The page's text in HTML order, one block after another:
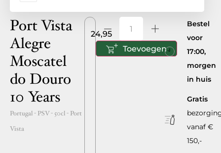
Port Vista
Alegre
Moscatel
do Douro
10 Years
Portugal- PSV - 50cl- Port
Vista
24,95
Toevoegen
Bestel
voor
17:00,
morgen
in huis
Gratis
vanaf €
150,-